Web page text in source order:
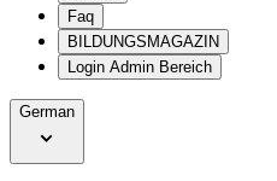
Faq
BILDUNGSMAGAZIN
Login Admin Bereich
German